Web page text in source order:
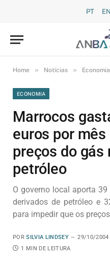
PT
Home » Notícias » Economia
ECONOMIA
Marrocos
euros por
preços do gás
petróleo
O governo local aporta
derivados de petróleo e
para impedir que os
POR SILVIA LINDSEY 29/10/2004
1 MIN DE LEITURA